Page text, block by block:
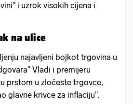
i uzrok visokih cijena i
na ulice
najavljeni bojkot trgovina u
Vladi i premijeru
prstom u zločeste trgovce,
glavne krivce za inflaciju".